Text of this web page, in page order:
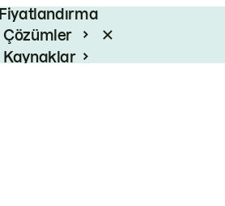
Fiyatlandırma
Çözümler
Kaynaklar